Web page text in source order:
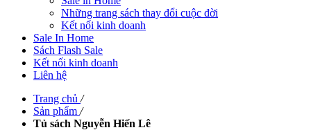
Những trang sách thay đổi cuộc đời
Kết nối kinh doanh
Sale In Home
Sách Flash Sale
Kết nối kinh doanh
Liên hệ
Trang chủ /
Sản phẩm /
Tủ sách Nguyễn Hiến Lê